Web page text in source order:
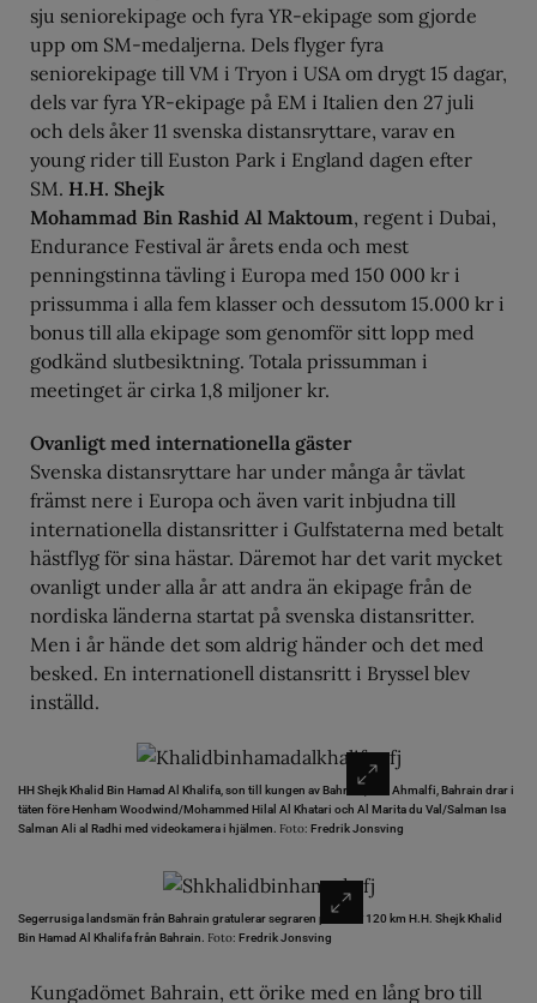
sju seniorekipage och fyra YR-ekipage som gjorde
upp om SM-medaljerna. Dels flyger fyra
seniorekipage till VM i Tryon i USA om drygt 15 dagar,
dels var fyra YR-ekipage på EM i Italien den 27 juli
och dels åker 11 svenska distansryttare, varav en
young rider till Euston Park i England dagen efter
SM. H.H. Shejk
Mohammad Bin Rashid Al Maktoum, regent i Dubai,
Endurance Festival är årets enda och mest
penningstinna tävling i Europa med 150 000 kr i
prissumma i alla fem klasser och dessutom 15.000 kr i
bonus till alla ekipage som genomför sitt lopp med
godkänd slutbesiktning. Totala prissumman i
meetinget är cirka 1,8 miljoner kr.
Ovanligt med internationella gäster
Svenska distansryttare har under många år tävlat
främst nere i Europa och även varit inbjudna till
internationella distansritter i Gulfstaterna med betalt
hästflyg för sina hästar. Däremot har det varit mycket
ovanligt under alla år att andra än ekipage från de
nordiska länderna startat på svenska distansritter.
Men i år hände det som aldrig händer och det med
besked. En internationell distansritt i Bryssel blev
inställd.
HH Shejk Khalid Bin Hamad Al Khalifa, son till kungen av Bahrain, och Ahmalfi, Bahrain drar i
täten före Henham Woodwind/Mohammed Hilal Al Khatari och Al Marita du Val/Salman Isa
Salman Ali al Radhi med videokamera i hjälmen. Foto: Fredrik Jonsving
Segerrusiga landsmän från Bahrain gratulerar segraren på CEI** 120 km H.H. Shejk Khalid
Bin Hamad Al Khalifa från Bahrain. Foto: Fredrik Jonsving
Kungadömet Bahrain, ett örike med en lång bro till